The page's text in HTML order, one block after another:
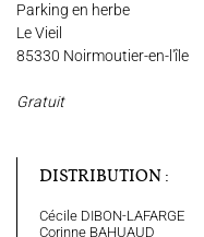
Parking en herbe
Le Vieil
85330 Noirmoutier-en-l'île
Gratuit
DISTRIBUTION :
Cécile DIBON-LAFARGE
Corinne BAHUAUD